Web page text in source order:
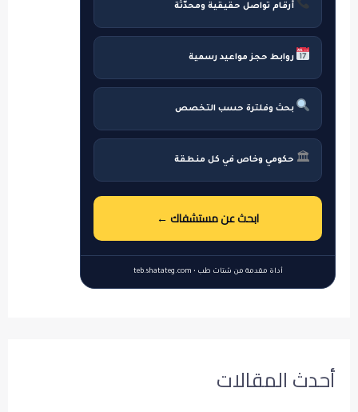
أرقام تواصل حقيقية ومحدّثة
روابط حجز مواعيد رسمية
بحث وفلترة حسب التخصص
🏛 حكومي وخاص في كل منطقة
ابحث عن مستشفاك ←
أداة مقدمة من شتات طب • teb.shatateg.com
أحدث المقالات